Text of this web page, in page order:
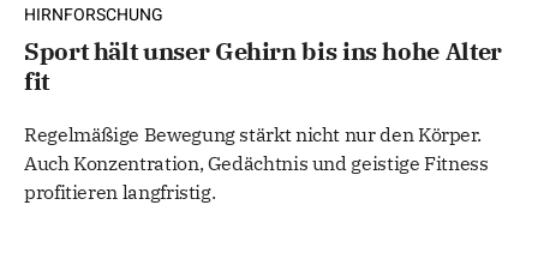
HIRNFORSCHUNG
Sport hält unser Gehirn bis ins hohe Alter
fit
Regelmäßige Bewegung stärkt nicht nur den Körper.
Auch Konzentration, Gedächtnis und geistige Fitness
profitieren langfristig.